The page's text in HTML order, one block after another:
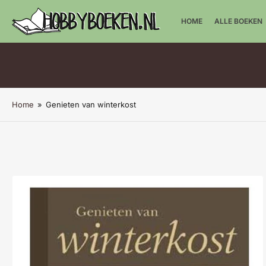
HOME ALLE BOEKEN
Home » Genieten van winterkost